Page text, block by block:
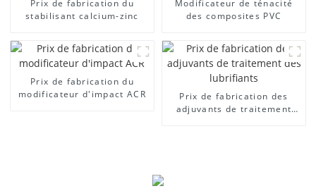
Prix ​​de fabrication du
stabilisant calcium-zinc
Modificateur de ténacité
des composites PVC
Prix ​​de fabrication du
modificateur d'impact ACR
Prix ​​de fabrication des
adjuvants de traitement